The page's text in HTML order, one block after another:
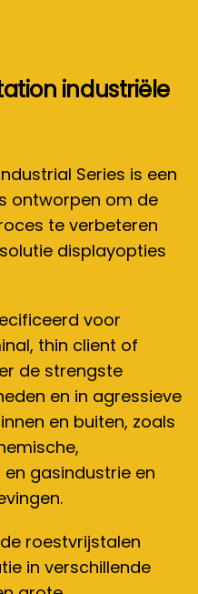
industriële
Series is een
ontworpen om de
te verbeteren
displayopties
voor
thin client of
de strengste
en in agressieve
en buiten, zoals
gasindustrie en
roestvrijstalen
in verschillende